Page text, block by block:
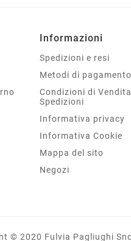
Informazioni
Spedizioni e resi
Metodi di pagamento
Condizioni di
Spedizioni
Informativa privacy
Informativa Cookie
Mappa del sito
Negozi
© 2020 Fulvia Pagliughi